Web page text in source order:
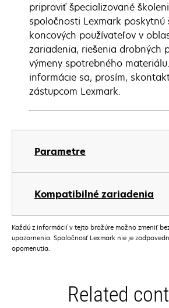
Parametre
Kompatibilné zariadenia
pripraviť špecializované
spoločnosti Lexmark poskytnú
koncových používateľov v
zariadenia, riešenia drobných
výmeny spotrebného
informácie sa, prosím,
zástupcom Lexmark.
Každú z informácií v tejto brožúre možno zmeniť
upozornenia. Spoločnosť Lexmark nie je
opomenutia.
Related